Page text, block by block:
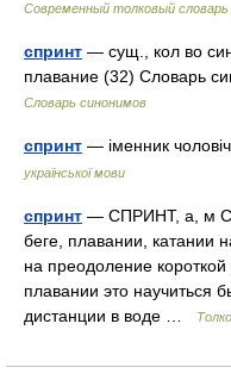
Современный толковый
спринт — сущ., кол во
плавание (32) Словарь
Словарь синонимов
спринт — іменник
української мови
спринт — СПРИНТ, а, м
беге, плавании, катании
на преодоление
плавании это научиться
дистанции в воде …